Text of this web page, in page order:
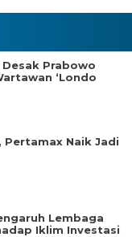
Prabowo
‘Londo
Pertamax Naik Jadi
Lembaga
Iklim Investasi